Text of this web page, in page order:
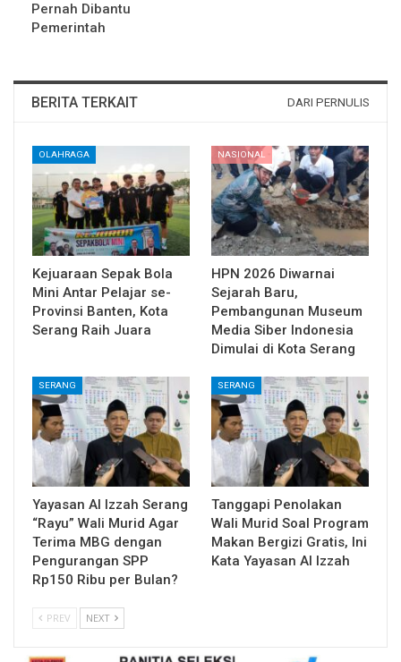
Pernah Dibantu
Pemerintah
BERITA TERKAIT DARI PERNULIS
OLAHRAGA
Kejuaraan Sepak Bola
Mini Antar Pelajar se-
Provinsi Banten, Kota
Serang Raih Juara
NASIONAL
HPN 2026 Diwarnai
Sejarah Baru,
Pembangunan Museum
Media Siber Indonesia
Dimulai di Kota Serang
SERANG
Yayasan Al Izzah Serang
“Rayu” Wali Murid Agar
Terima MBG dengan
Pengurangan SPP
Rp150 Ribu per Bulan?
SERANG
Tanggapi Penolakan
Wali Murid Soal Program
Makan Bergizi Gratis, Ini
Kata Yayasan Al Izzah
PREV NEXT